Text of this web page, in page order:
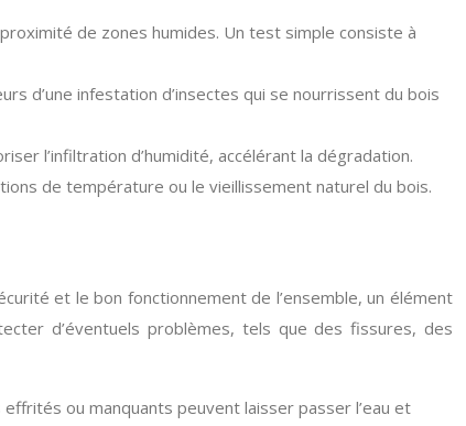
de zones humides. Un test simple consiste à
d’une infestation d’insectes qui se nourrissent du bois
l’infiltration d’humidité, accélérant la dégradation.
de température ou le vieillissement naturel du bois.
et le bon fonctionnement de l’ensemble, un élément
d’éventuels problèmes, tels que des fissures, des
ou manquants peuvent laisser passer l’eau et